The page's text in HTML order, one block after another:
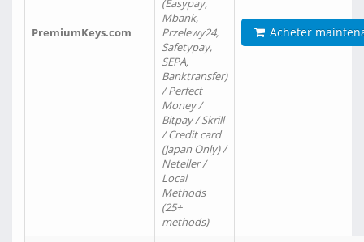
PremiumKeys.com
(Easypay,
Mbank,
Przelewy24,
Safetypay,
SEPA,
Banktransfer)
/ Perfect
Money /
Bitpay / Skrill
/ Credit card
(Japan Only) /
Neteller /
Local
Methods
(25+
methods)
Acheter